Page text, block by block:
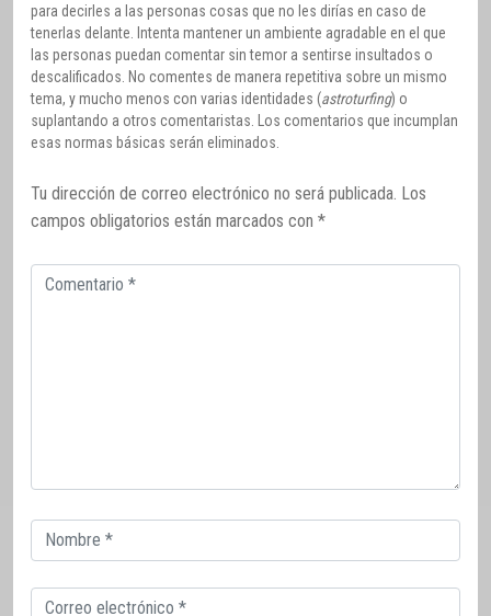
para decirles a las personas cosas que no les dirías en caso de
tenerlas delante. Intenta mantener un ambiente agradable en el que
las personas puedan comentar sin temor a sentirse insultados o
descalificados. No comentes de manera repetitiva sobre un mismo
tema, y mucho menos con varias identidades (astroturfing) o
suplantando a otros comentaristas. Los comentarios que incumplan
esas normas básicas serán eliminados.
Tu dirección de correo electrónico no será publicada. Los
campos obligatorios están marcados con *
Comentario
Correo
electrónico
Correo